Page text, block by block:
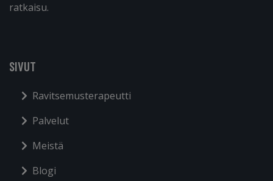
ratkaisu.
SIVUT
Ravitsemusterapeutti
Palvelut
Meistä
Blogi